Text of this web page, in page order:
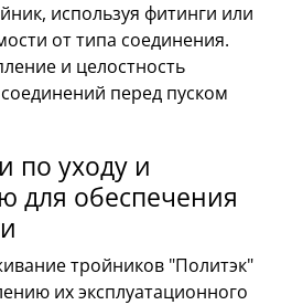
используя фитинги или
от типа соединения.
и целостность
перед пуском
по уходу и
для обеспечения
тройников "Политэк"
их эксплуатационного